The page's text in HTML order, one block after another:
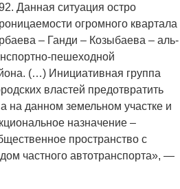
Данная ситуация остро
огромного квартала
– Ганди – Козыбаева – аль-
пешеходной
(…) Инициативная группа
властей предотвратить
на данном земельном участке и
назначение –
пространство с
частного автотранспорта», —